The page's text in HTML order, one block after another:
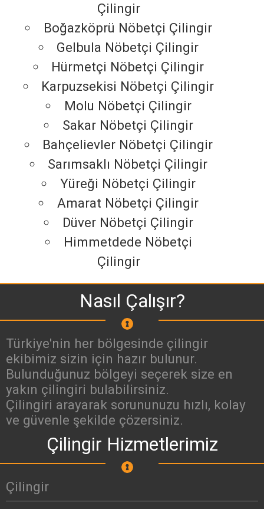
Çilingir
Boğazköprü Nöbetçi Çilingir
Gelbula Nöbetçi Çilingir
Hürmetçi Nöbetçi Çilingir
Karpuzsekisi Nöbetçi Çilingir
Molu Nöbetçi Çilingir
Sakar Nöbetçi Çilingir
Bahçelievler Nöbetçi Çilingir
Sarımsaklı Nöbetçi Çilingir
Yüreği Nöbetçi Çilingir
Amarat Nöbetçi Çilingir
Düver Nöbetçi Çilingir
Himmetdede Nöbetçi
Çilingir
Nasıl Çalışır?
Türkiye'nin her bölgesinde çilingir
ekibimiz sizin için hazır bulunur.
Bulunduğunuz bölgeyi seçerek size en
yakın çilingiri bulabilirsiniz.
Çilingiri arayarak sorununuzu hızlı, kolay
ve güvenle şekilde çözersiniz.
Çilingir Hizmetlerimiz
Çilingir